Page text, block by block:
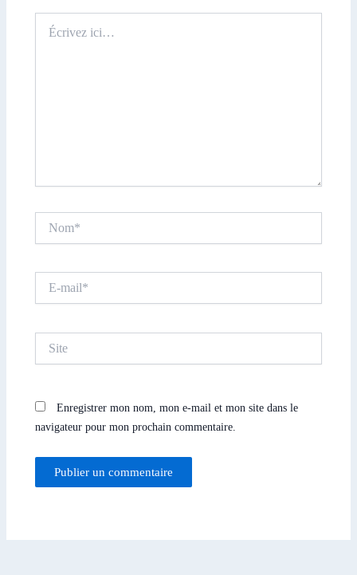
ici…
mail*
Enregistrer mon nom, mon e-mail et mon site dans le
navigateur pour mon prochain commentaire.